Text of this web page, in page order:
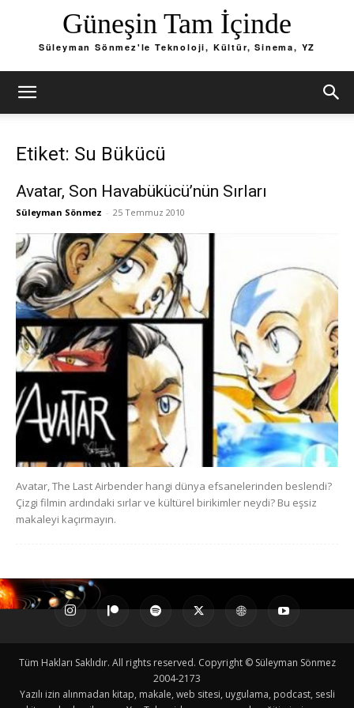
Güneşin Tam İçinde
Süleyman Sönmez'le Teknoloji, Kültür, Sinema, YZ
Etiket: Su Bükücü
Avatar, Son Havabükücü’nün Sırları
Süleyman Sönmez - 25 Temmuz 2010
Avatar, The Last Airbender hangi dünya efsanelerinden beslendi?
Çizgi filmin ardındaki sırlar ve kültürel birikimler neydi? Bu eşsiz
makaleyi kaçırmayın.
Tüm Hakları Saklıdır. All rights reserved. Copyright © Süleyman Sönmez
2004-2173
Yazılı izin alınmadan kitap, makale, web sitesi, uygulama, podcast, sesli